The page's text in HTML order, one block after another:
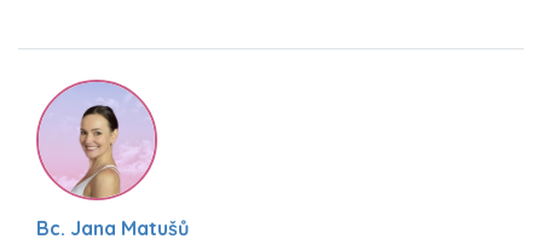
Bc. Jana Matušů